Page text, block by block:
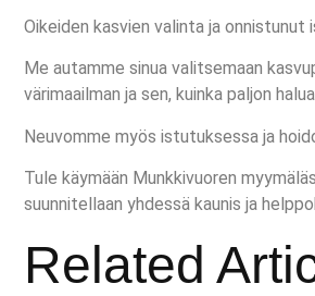
Oikeiden kasvien valinta ja
Me autamme sinua valitsemaan
värimaailman ja sen, kuinka paljon
Neuvomme myös istutuksessa ja
Tule käymään Munkkivuoren
suunnitellaan yhdessä kaunis ja
Related